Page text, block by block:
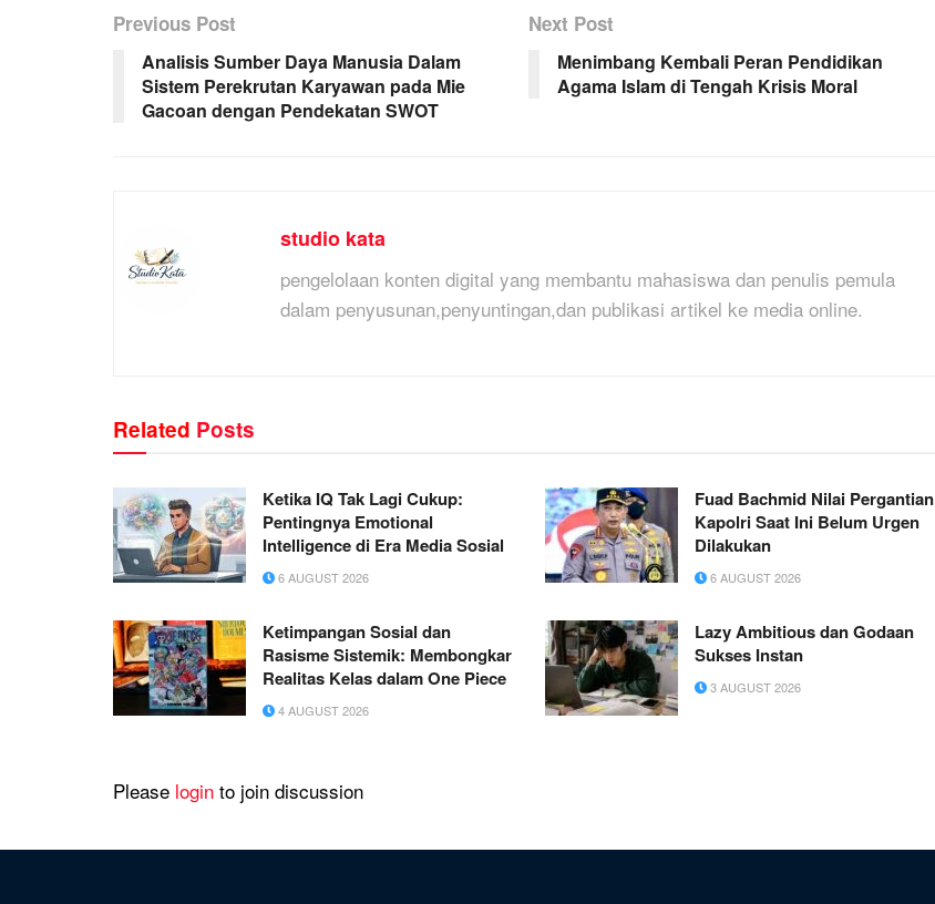
Previous Post
Analisis Sumber Daya Manusia Dalam
Sistem Perekrutan Karyawan pada Mie
Gacoan dengan Pendekatan SWOT
Next Post
Menimbang Kembali Peran Pendidikan
Agama Islam di Tengah Krisis Moral
studio kata
pengelolaan konten digital yang membantu mahasiswa dan penulis pemula
dalam penyusunan,penyuntingan,dan publikasi artikel ke media online.
Related Posts
Ketika IQ Tak Lagi Cukup:
Pentingnya Emotional
Intelligence di Era Media Sosial
6 AUGUST 2026
Fuad Bachmid Nilai Pergantian
Kapolri Saat Ini Belum Urgen
Dilakukan
6 AUGUST 2026
Ketimpangan Sosial dan
Rasisme Sistemik: Membongkar
Realitas Kelas dalam One Piece
4 AUGUST 2026
Lazy Ambitious dan Godaan
Sukses Instan
3 AUGUST 2026
Please login to join discussion